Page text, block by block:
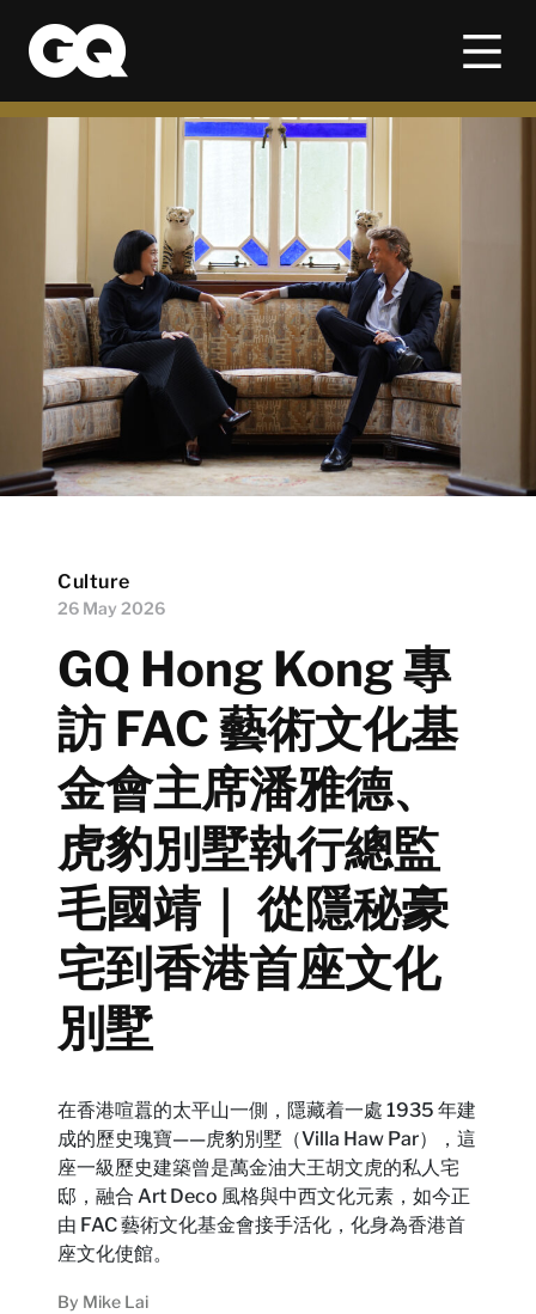
Culture
26 May 2026
GQ Hong Kong 專
訪 FAC 藝術文化基
金會主席潘雅德、
虎豹別墅執行總監
毛國靖｜ 從隱秘豪
宅到香港首座文化
別墅
在香港喧囂的太平山一側，隱藏着一處 1935 年建
成的歷史瑰寶——虎豹別墅（Villa Haw Par），這
座一級歷史建築曾是萬金油大王胡文虎的私人宅
邸，融合 Art Deco 風格與中西文化元素，如今正
由 FAC 藝術文化基金會接手活化，化身為香港首
座文化使館。
By Mike Lai